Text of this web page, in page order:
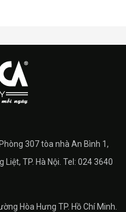
307 tòa nhà An Bình 1,
TP. Hà Nội. Tel: 024 3640
Hòa Hưng TP. Hồ Chí Minh.